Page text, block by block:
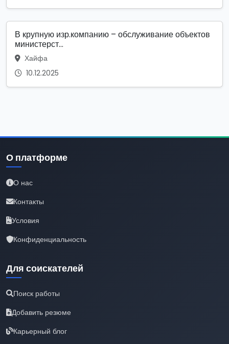
В крупную изр.компанию – обслуживание объектов
министерст...
Хайфа
10.12.2025
О платформе
О нас
Контакты
Условия
Конфиденциальность
Для соискателей
Поиск работы
Добавить резюме
Карьерный блог